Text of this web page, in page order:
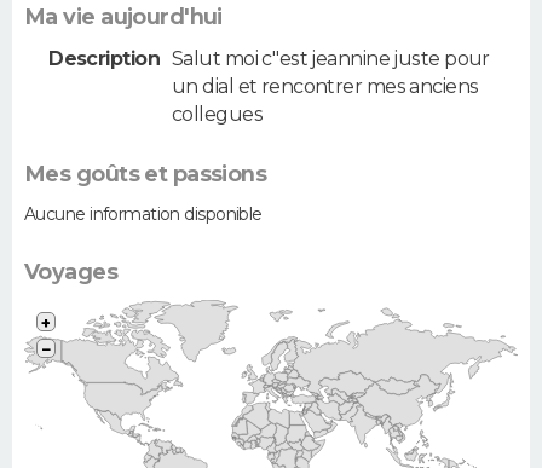
Ma vie aujourd'hui
Description Salut moi c''est jeannine juste pour
un dial et rencontrer mes anciens
collegues
Mes goûts et passions
Aucune information disponible
Voyages
+
−